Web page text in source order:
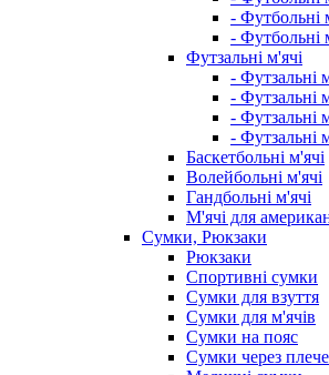
- Футбольні
- Футбольні
Футзальні м'ячі
- Футзальні
- Футзальні
- Футзальні
- Футзальні
Баскетбольні м'ячі
Волейбольні м'ячі
Гандбольні м'ячі
М'ячі для
Сумки, Рюкзаки
Рюкзаки
Спортивні сумки
Сумки для взуття
Сумки для м'ячів
Сумки на пояс
Сумки через плече